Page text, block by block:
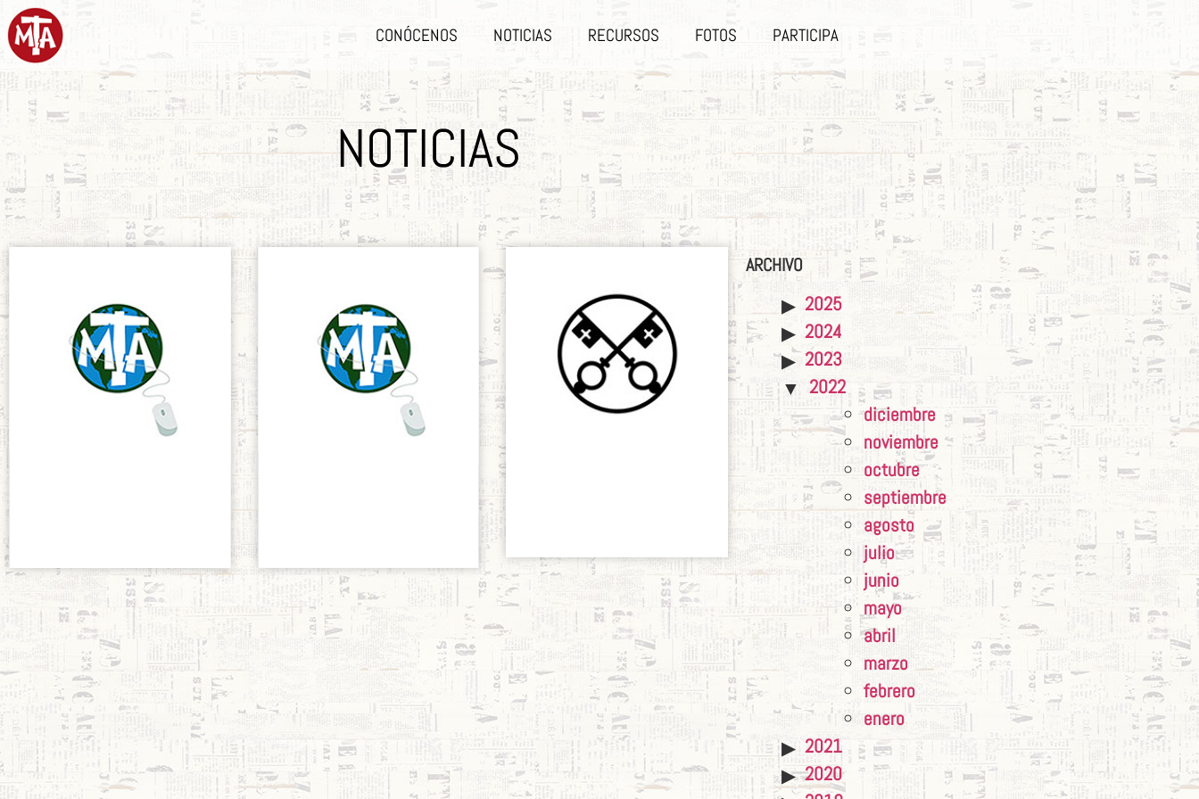
CONÓCENOS NOTICIAS RECURSOS FOTOS PARTICIPA
NOTICIAS
ARCHIVO
2025
2024
2023
2022
diciembre
noviembre
octubre
septiembre
agosto
julio
junio
mayo
abril
marzo
febrero
enero
2021
2020